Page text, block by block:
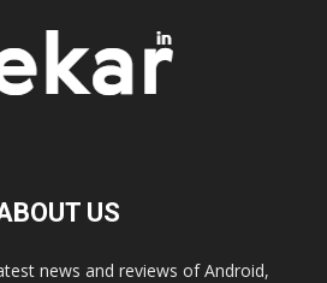
US
news and reviews of Android,